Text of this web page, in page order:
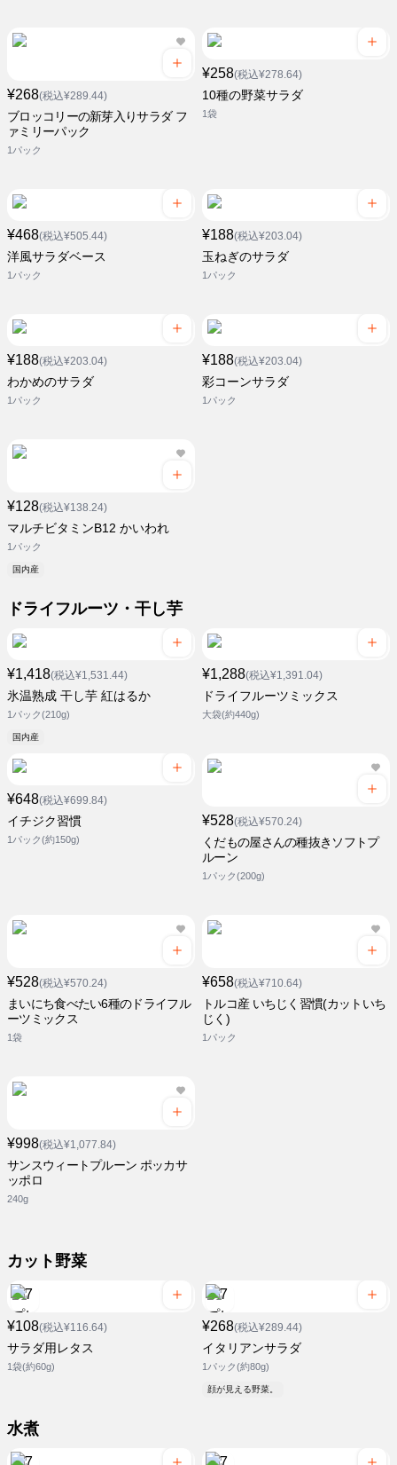
¥268(税込¥289.44)
ブロッコリーの新芽入りサラダ フ
ァミリーパック
1パック
¥258(税込¥278.64)
10種の野菜サラダ
1袋
¥468(税込¥505.44)
洋風サラダベース
1パック
¥188(税込¥203.04)
玉ねぎのサラダ
1パック
¥188(税込¥203.04)
わかめのサラダ
1パック
¥188(税込¥203.04)
彩コーンサラダ
1パック
¥128(税込¥138.24)
マルチビタミンB12 かいわれ
1パック
国内産
ドライフルーツ・干し芋
¥1,418(税込¥1,531.44)
氷温熟成 干し芋 紅はるか
1パック(210g)
国内産
¥1,288(税込¥1,391.04)
ドライフルーツミックス
大袋(約440g)
¥648(税込¥699.84)
イチジク習慣
1パック(約150g)
¥528(税込¥570.24)
くだもの屋さんの種抜きソフトプ
ルーン
1パック(200g)
¥528(税込¥570.24)
まいにち食べたい6種のドライフル
ーツミックス
1袋
¥658(税込¥710.64)
トルコ産 いちじく習慣(カットいち
じく)
1パック
¥998(税込¥1,077.84)
サンスウィートプルーン ポッカサ
ッポロ
240g
カット野菜
¥108(税込¥116.64)
サラダ用レタス
1袋(約60g)
¥268(税込¥289.44)
イタリアンサラダ
1パック(約80g)
顔が見える野菜。
水煮